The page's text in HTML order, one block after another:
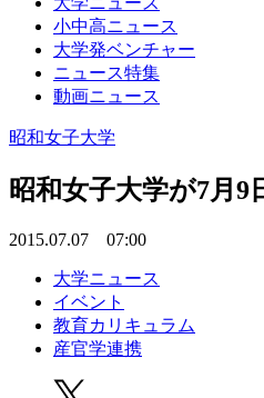
小中高ニュース
大学発ベンチャー
ニュース特集
動画ニュース
昭和女子大学
昭和女子大学が7月
2015.07.07 07:00
大学ニュース
イベント
教育カリキュラム
産官学連携